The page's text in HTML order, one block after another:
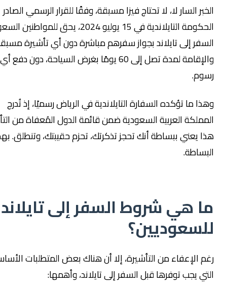
السار لا، لا تحتاج فيزا مسبقة، وفقًا للقرار الرسمي الصادر عن
الحكومة التايلاندية في 15 يوليو 2024، يحق للمواطنين السعوديين
إلى تايلاند بجواز سفرهم مباشرة دون أي تأشيرة مسبقة،
والإقامة لمدة تصل إلى 60 يومًا بغرض السياحة، دون دفع أي
تؤكده السفارة التايلاندية في الرياض رسميًا، إذ تُدرج
العربية السعودية ضمن قائمة الدول المُعفاة من التأشيرة.
ببساطة أنك تحجز تذكرتك، تحزم حقيبتك، وتنطلق. بهذه
شروط السفر إلى تايلاند
من التأشيرة، إلا أن هناك بعض المتطلبات الأساسية
توفرها قبل السفر إلى تايلاند، وأهمها: